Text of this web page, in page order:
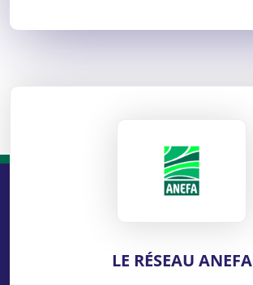
LE RÉSEAU ANEFA